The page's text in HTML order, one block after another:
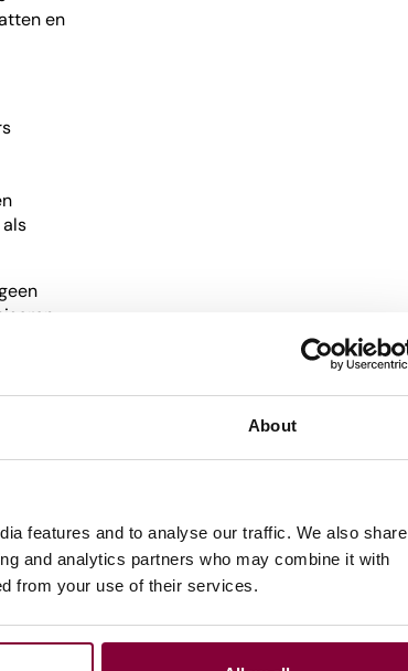
About
features and to analyse our traffic. We also share
and analytics partners who may combine it with
from your use of their services.
en